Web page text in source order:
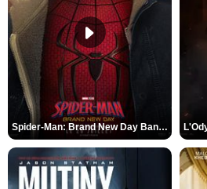
Spider-Man: Brand New Day Bande-annonce VO STFR